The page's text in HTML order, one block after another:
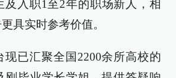
及入职1至2年的职场新人，相
具实时参考价值。
现已汇聚全国2200余所高校的